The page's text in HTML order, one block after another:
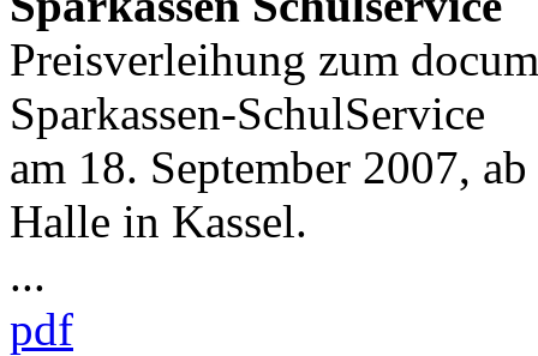
Preisverleihung zum
Sparkassen-SchulService
am 18. September 2007,
Halle in Kassel.
...
pdf